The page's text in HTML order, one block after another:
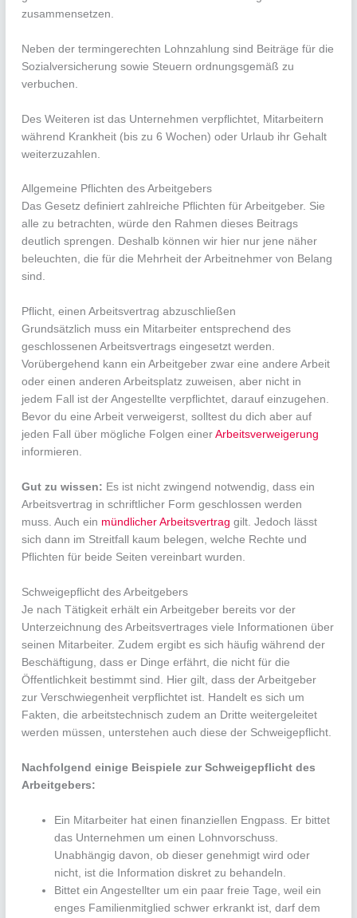
zusammensetzen.
Neben der termingerechten Lohnzahlung sind Beiträge für die
Sozialversicherung sowie Steuern ordnungsgemäß zu
verbuchen.
Des Weiteren ist das Unternehmen verpflichtet, Mitarbeitern
während Krankheit (bis zu 6 Wochen) oder Urlaub ihr Gehalt
weiterzuzahlen.
Allgemeine Pflichten des Arbeitgebers
Das Gesetz definiert zahlreiche Pflichten für Arbeitgeber. Sie
alle zu betrachten, würde den Rahmen dieses Beitrags
deutlich sprengen. Deshalb können wir hier nur jene näher
beleuchten, die für die Mehrheit der Arbeitnehmer von Belang
sind.
Pflicht, einen Arbeitsvertrag abzuschließen
Grundsätzlich muss ein Mitarbeiter entsprechend des
geschlossenen Arbeitsvertrags eingesetzt werden.
Vorübergehend kann ein Arbeitgeber zwar eine andere Arbeit
oder einen anderen Arbeitsplatz zuweisen, aber nicht in
jedem Fall ist der Angestellte verpflichtet, darauf einzugehen.
Bevor du eine Arbeit verweigerst, solltest du dich aber auf
jeden Fall über mögliche Folgen einerArbeitsverweigerung
informieren.
Gut zu wissen: Es ist nicht zwingend notwendig, dass ein
Arbeitsvertrag in schriftlicher Form geschlossen werden
muss. Auch ein mündlicher Arbeitsvertrag gilt. Jedoch lässt
sich dann im Streitfall kaum belegen, welche Rechte und
Pflichten für beide Seiten vereinbart wurden.
Schweigepflicht des Arbeitgebers
Je nach Tätigkeit erhält ein Arbeitgeber bereits vor der
Unterzeichnung des Arbeitsvertrages viele Informationen über
seinen Mitarbeiter. Zudem ergibt es sich häufig während der
Beschäftigung, dass er Dinge erfährt, die nicht für die
Öffentlichkeit bestimmt sind. Hier gilt, dass der Arbeitgeber
zur Verschwiegenheit verpflichtet ist. Handelt es sich um
Fakten, die arbeitstechnisch zudem an Dritte weitergeleitet
werden müssen, unterstehen auch diese der Schweigepflicht.
Nachfolgend einige Beispiele zur Schweigepflicht des
Arbeitgebers:
Ein Mitarbeiter hat einen finanziellen Engpass. Er bittet
das Unternehmen um einen Lohnvorschuss.
Unabhängig davon, ob dieser genehmigt wird oder
nicht, ist die Information diskret zu behandeln.
Bittet ein Angestellter um ein paar freie Tage, weil ein
enges Familienmitglied schwer erkrankt ist, darf dem